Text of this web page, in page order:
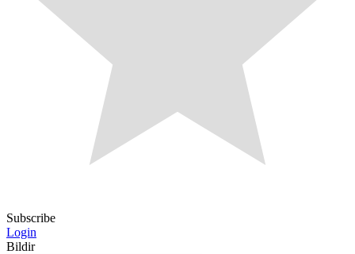
Subscribe
Login
Bildir